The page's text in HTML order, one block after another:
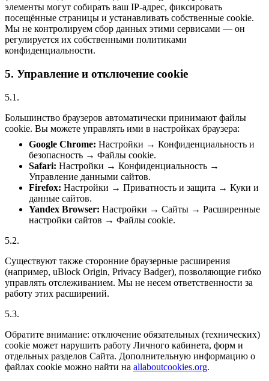
элементы могут собирать ваш IP-адрес, фиксировать
посещённые страницы и устанавливать собственные cookie.
Мы не контролируем сбор данных этими сервисами — он
регулируется их собственными политиками
конфиденциальности.
5. Управление и отключение cookie
5.1.
Большинство браузеров автоматически принимают файлы
cookie. Вы можете управлять ими в настройках браузера:
Google Chrome: Настройки → Конфиденциальность и
безопасность → Файлы cookie.
Safari: Настройки → Конфиденциальность →
Управление данными сайтов.
Firefox: Настройки → Приватность и защита → Куки и
данные сайтов.
Yandex Browser: Настройки → Сайты → Расширенные
настройки сайтов → Файлы cookie.
5.2.
Существуют также сторонние браузерные расширения
(например, uBlock Origin, Privacy Badger), позволяющие гибко
управлять отслеживанием. Мы не несем ответственности за
работу этих расширений.
5.3.
Обратите внимание: отключение обязательных (технических)
cookie может нарушить работу Личного кабинета, форм и
отдельных разделов Сайта. Дополнительную информацию о
файлах cookie можно найти на allaboutcookies.org.